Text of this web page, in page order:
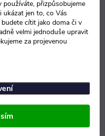
používáte, přizpůsobujeme
ukázat jen to, co Vás
cítit jako doma či v
velmi jednoduše upravit
za projevenou
Stojánek na letáky formátu DL
(pro 22 × 9,9 cm), 1 kapsa